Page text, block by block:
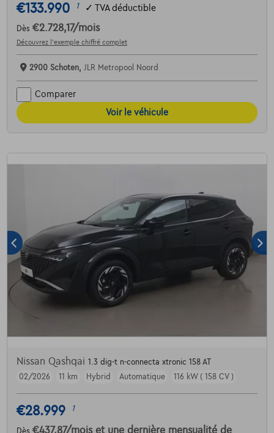
€133.990 1 ✓ TVA déductible
Dès €2.728,17/mois
Découvrez l’exemple chiffré complet
2900 Schoten, JLR Metropool Noord
Comparer
Voir le véhicule
Nissan Qashqai 1.3 dig-t n-connecta xtronic 158 AT
02/2026
11 km Hybrid Automatique 116 kW ( 158 CV )
€28.999 1
Dès €437,87/mois et une dernière mensualité de